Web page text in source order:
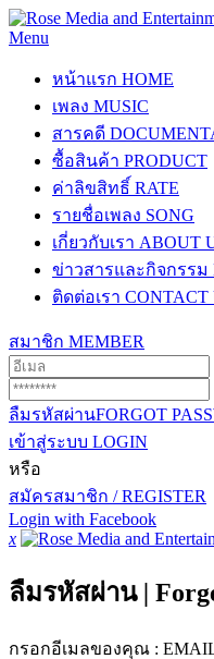
Menu
หน้าแรก HOME
เพลง MUSIC
สารคดี
ซื้อสินค้า PRODUCT
ค่าลิขสิทธิ์ RATE
รายชื่อเพลง SONG
เกี่ยวกับเรา ABOUT
ข่าวสารและกิจกรรม
ติดต่อเรา CONTACT
สมาชิก MEMBER
ลืมรหัสผ่านFORGOT
เข้าสู่ระบบ LOGIN
หรือ
สมัครสมาชิก / REGISTER
Login with Facebook
x
ลืมรหัสผ่าน |
กรอกอีเมลของคุณ :